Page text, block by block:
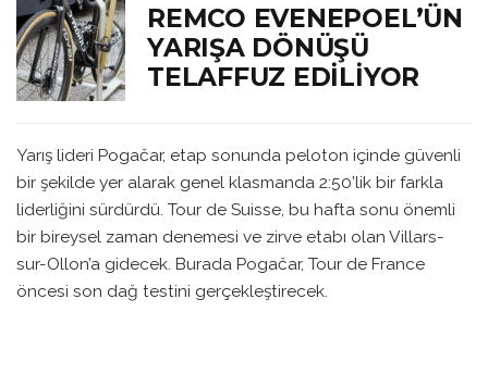
REMCO EVENEPOEL’ÜN
YARIŞA DÖNÜŞÜ
TELAFFUZ EDILIYOR
Yarış lideri Pogačar, etap sonunda peloton içinde güvenli
bir şekilde yer alarak genel klasmanda 2:50’lik bir farkla
liderliğini sürdürdü. Tour de Suisse, bu hafta sonu önemli
bir bireysel zaman denemesi ve zirve etabı olan Villars-
sur-Ollon’a gidecek. Burada Pogačar, Tour de France
öncesi son dağ testini gerçekleştirecek.